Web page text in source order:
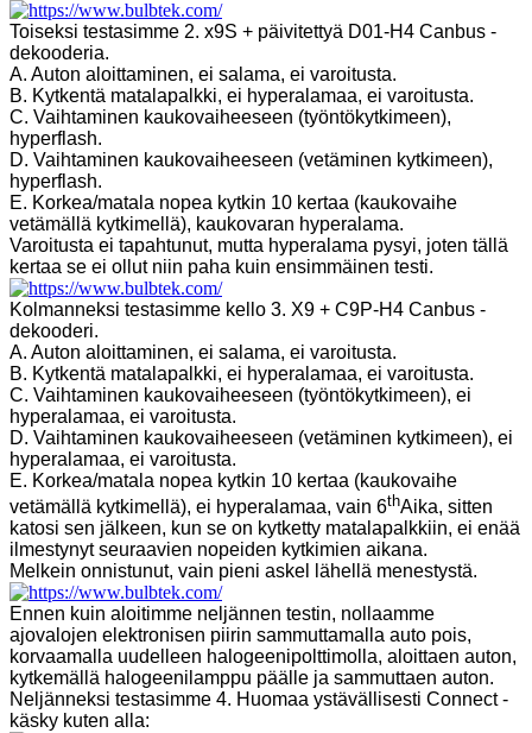
Toiseksi testasimme 2. x9S + päivitettyä D01-H4 Canbus -
dekooderia.
A. Auton aloittaminen, ei salama, ei varoitusta.
B. Kytkentä matalapalkki, ei hyperalamaa, ei varoitusta.
C. Vaihtaminen kaukovaiheeseen (työntökytkimeen),
hyperflash.
D. Vaihtaminen kaukovaiheeseen (vetäminen kytkimeen),
hyperflash.
E. Korkea/matala nopea kytkin 10 kertaa (kaukovaihe
vetämällä kytkimellä), kaukovaran hyperalama.
Varoitusta ei tapahtunut, mutta hyperalama pysyi, joten tällä
kertaa se ei ollut niin paha kuin ensimmäinen testi.
Kolmanneksi testasimme kello 3. X9 + C9P-H4 Canbus -
dekooderi.
A. Auton aloittaminen, ei salama, ei varoitusta.
B. Kytkentä matalapalkki, ei hyperalamaa, ei varoitusta.
C. Vaihtaminen kaukovaiheeseen (työntökytkimeen), ei
hyperalamaa, ei varoitusta.
D. Vaihtaminen kaukovaiheeseen (vetäminen kytkimeen), ei
hyperalamaa, ei varoitusta.
E. Korkea/matala nopea kytkin 10 kertaa (kaukovaihe
vetämällä kytkimellä), ei hyperalamaa, vain 6thAika, sitten
katosi sen jälkeen, kun se on kytketty matalapalkkiin, ei enää
ilmestynyt seuraavien nopeiden kytkimien aikana.
Melkein onnistunut, vain pieni askel lähellä menestystä.
Ennen kuin aloitimme neljännen testin, nollaamme
ajovalojen elektronisen piirin sammuttamalla auto pois,
korvaamalla uudelleen halogeenipolttimolla, aloittaen auton,
kytkemällä halogeenilamppu päälle ja sammuttaen auton.
Neljänneksi testasimme 4. Huomaa ystävällisesti Connect -
käsky kuten alla: